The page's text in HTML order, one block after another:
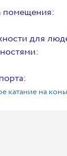
помещения:
для
катание на